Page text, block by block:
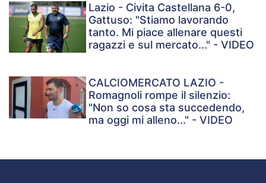
Lazio - Civita Castellana 6-0,
Gattuso: "Stiamo lavorando
tanto. Mi piace allenare questi
ragazzi e sul mercato..." - VIDEO
CALCIOMERCATO LAZIO -
Romagnoli rompe il silenzio:
"Non so cosa sta succedendo,
ma oggi mi alleno..." - VIDEO